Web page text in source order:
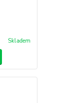
Skladem